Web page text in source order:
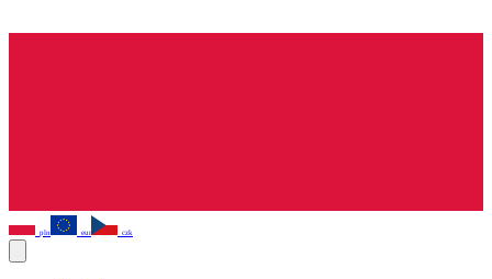
pln eur czk